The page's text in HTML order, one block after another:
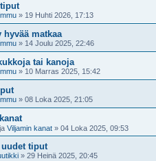
» 19 Huhti 2026, 17:13
hyvää matkaa
» 14 Joulu 2025, 22:46
tai kanoja
» 10 Marras 2025, 15:42
» 08 Loka 2025, 21:05
Viljamin kanat » 04 Loka 2025, 09:53
tiput
» 29 Heinä 2025, 20:45